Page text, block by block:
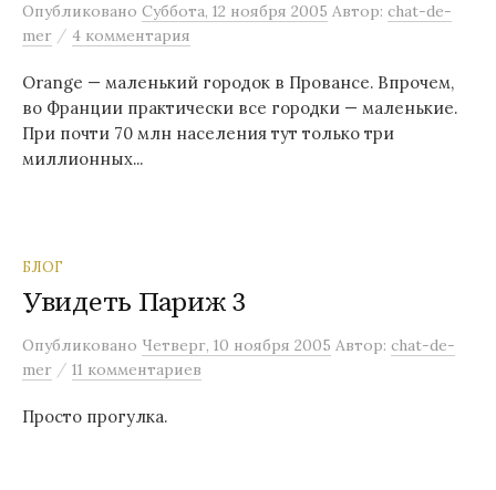
Опубликовано Суббота, 12 ноября 2005 Автор: chat-de-
mer / 4 комментария
Orange — маленький городок в Провансе. Впрочем,
во Франции практически все городки — маленькие.
При почти 70 млн населения тут только три
миллионных...
БЛОГ
Увидеть Париж 3
Опубликовано Четверг, 10 ноября 2005 Автор: chat-de-
mer / 11 комментариев
Просто прогулка.